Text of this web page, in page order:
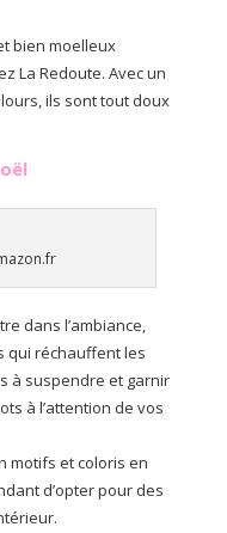
bien moelleux
La Redoute. Avec un
ils sont tout doux
dans l’ambiance,
qui réchauffent les
à suspendre et garnir
à l’attention de vos
motifs et coloris en
d’opter pour des